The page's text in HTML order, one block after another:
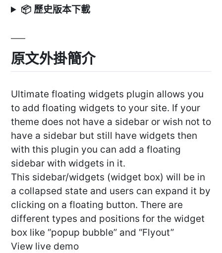
📦 歷史版本下載
原文外掛簡介
Ultimate floating widgets plugin allows you
to add floating widgets to your site. If your
theme does not have a sidebar or wish not to
have a sidebar but still have widgets then
with this plugin you can add a floating
sidebar with widgets in it.
This sidebar/widgets (widget box) will be in
a collapsed state and users can expand it by
clicking on a floating button. There are
different types and positions for the widget
box like “popup bubble” and “Flyout”
View live demo